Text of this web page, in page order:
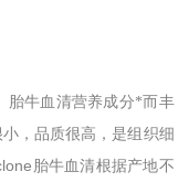
胎牛血清营养成分*而丰
，品质很高，是组织细
胎牛血清根据产地不